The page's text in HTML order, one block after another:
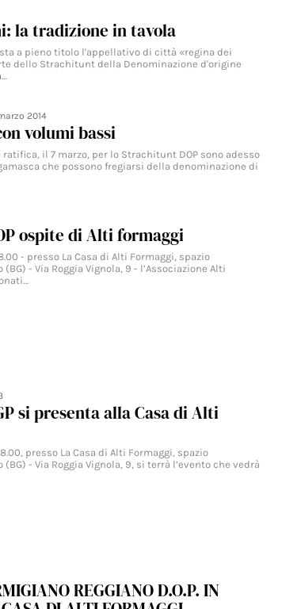
la tradizione in tavola
a pieno titolo l'appellativo di città «regina dei
dello Strachitunt della Denominazione d'origine
2014
volumi bassi
ratifica, il 7 marzo, per lo Strachitunt DOP sono adesso
che possono fregiarsi della denominazione di
ospite di Alti formaggi
- presso La Casa di Alti Formaggi, spazio
- Via Roggia Vignola, 9 - l’Associazione Alti
si presenta alla Casa di Alti
presso La Casa di Alti Formaggi, spazio
- Via Roggia Vignola, 9, si terrà l’evento che vedrà
REGGIANO D.O.P. IN